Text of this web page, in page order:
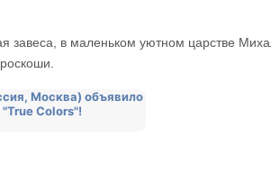
завеса, в маленьком уютном царстве